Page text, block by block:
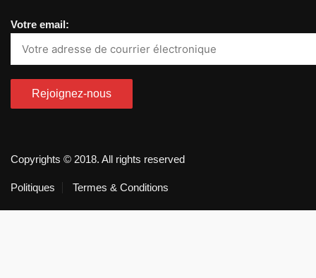
Votre email:
Copyrights © 2018. All rights reserved
Politiques Termes & Conditions